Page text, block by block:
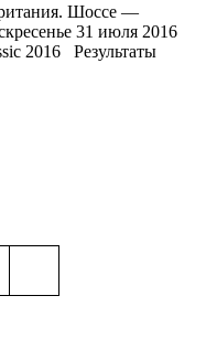
Шоссе —
31 июля 2016
2016 Результаты